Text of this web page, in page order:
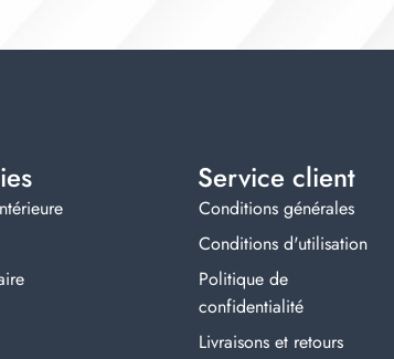
Service client
Conditions générales
Conditions d'utilisation
Politique de
confidentialité
Livraisons et retours